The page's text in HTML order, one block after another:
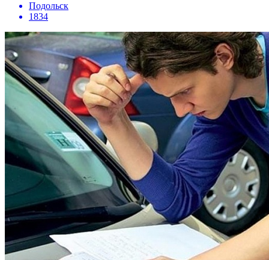
Подольск
1834